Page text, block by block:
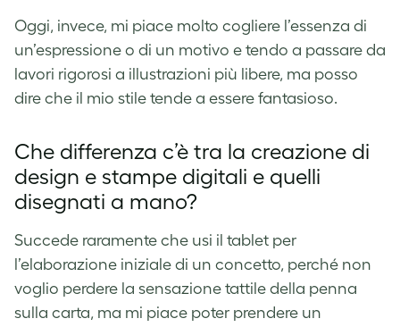
Oggi, invece, mi piace molto cogliere l’essenza di
un’espressione o di un motivo e tendo a passare da
lavori rigorosi a illustrazioni più libere, ma posso
dire che il mio stile tende a essere fantasioso.
Che differenza c’è tra la creazione di
design e stampe digitali e quelli
disegnati a mano?
Succede raramente che usi il tablet per
l’elaborazione iniziale di un concetto, perché non
voglio perdere la sensazione tattile della penna
sulla carta, ma mi piace poter prendere un